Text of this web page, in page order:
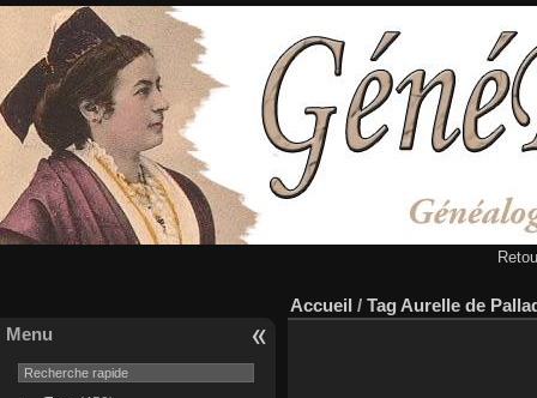
Menu
Accueil / Tag Aurelle de